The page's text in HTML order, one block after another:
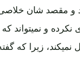
و مقصد شان
نکرده و نمیتواند
زیرا که گفته